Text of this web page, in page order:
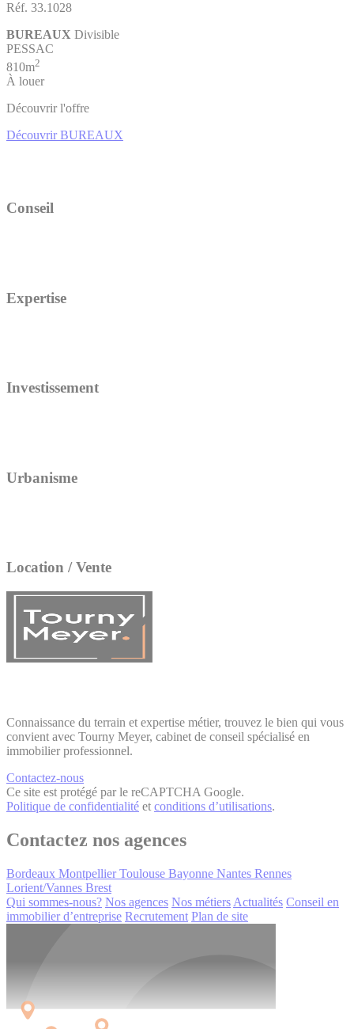
Réf. 33.1028
BUREAUX Divisible
PESSAC
810m2
À louer
Découvrir l'offre
Découvrir BUREAUX
Conseil
Expertise
Investissement
Urbanisme
Location / Vente
Connaissance du terrain et expertise métier, trouvez le bien qui vous
convient avec Tourny Meyer, cabinet de conseil spécialisé en
immobilier professionnel.
Contactez-nous
Ce site est protégé par le reCAPTCHA Google.
Politique de confidentialité et conditions d’utilisations.
Contactez nos agences
Bordeaux Montpellier Toulouse Bayonne Nantes Rennes
Lorient/Vannes Brest
Qui sommes-nous? Nos agences Nos métiers Actualités Conseil en
immobilier d’entreprise Recrutement Plan de site